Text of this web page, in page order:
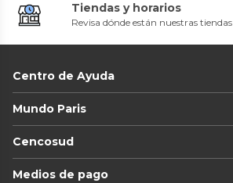
Tiendas y horarios
Revisa dónde están nuestras tiendas
Centro de Ayuda
Mundo Paris
Cencosud
Medios de pago